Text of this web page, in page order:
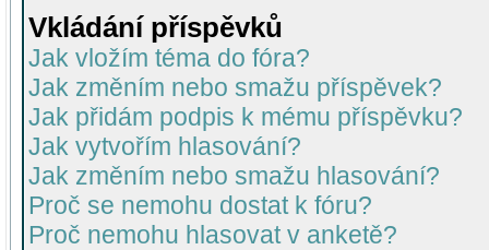
Vkládání příspěvků
Jak vložím téma do fóra?
Jak změním nebo smažu příspěvek?
Jak přidám podpis k mému příspěvku?
Jak vytvořím hlasování?
Jak změním nebo smažu hlasování?
Proč se nemohu dostat k fóru?
Proč nemohu hlasovat v anketě?